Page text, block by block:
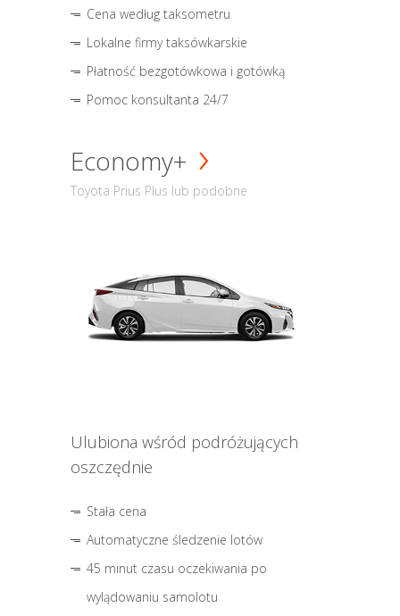
Cena według taksometru
Lokalne firmy taksówkarskie
Płatność bezgotówkowa i gotówką
Pomoc konsultanta 24/7
Economy+
Toyota Prius Plus lub podobne
Ulubiona wśród podróżujących
oszczędnie
Stała cena
Automatyczne śledzenie lotów
45 minut czasu oczekiwania po
wylądowaniu samolotu